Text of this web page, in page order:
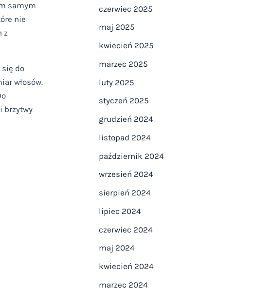
samym
nie
z
się do
włosów.
brzytwy
czerwiec 2025
maj 2025
kwiecień 2025
marzec 2025
luty 2025
styczeń 2025
grudzień 2024
listopad 2024
październik 2024
wrzesień 2024
sierpień 2024
lipiec 2024
czerwiec 2024
maj 2024
kwiecień 2024
marzec 2024